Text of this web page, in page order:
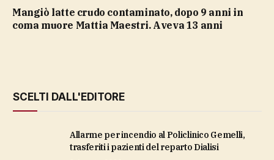
Mangiò latte crudo contaminato, dopo 9 anni in
coma muore Mattia Maestri. Aveva 13 anni
SCELTI DALL'EDITORE
Allarme per incendio al Policlinico Gemelli,
trasferiti i pazienti del reparto Dialisi